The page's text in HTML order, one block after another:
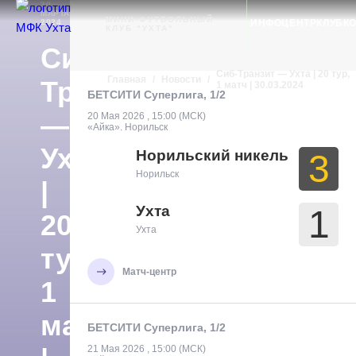
Ухта
МИНИ-ФУТБОЛЬНЫЙ
30
МАРТА
2024
НОВОСТИ
Сиб-
Транзит
—
Ухта
|
20
тур,
1
матч
БЕТСИТИ Суперлига, 1/2
20 Мая 2026 , 15:00 (МСК)
«Айка». Норильск
Норильский никель
Норильск 3
Ухта
Ухта 1
Матч-центр
БЕТСИТИ Суперлига, 1/2
21 Мая 2026 , 15:00 (МСК)